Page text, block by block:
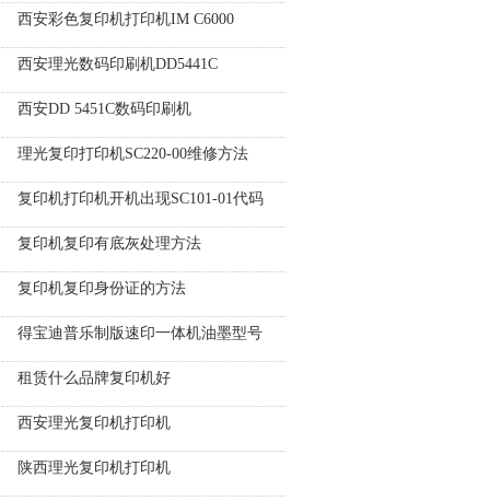
西安彩色复印机打印机IM C6000
西安理光数码印刷机DD5441C
西安DD 5451C数码印刷机
理光复印打印机SC220-00维修方法
复印机打印机开机出现SC101-01代码
复印机复印有底灰处理方法
复印机复印身份证的方法
得宝迪普乐制版速印一体机油墨型号
租赁什么品牌复印机好
西安理光复印机打印机
陕西理光复印机打印机